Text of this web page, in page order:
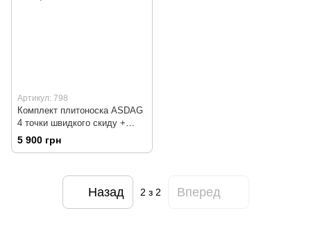
Артикул: 798
Комплект плитоноска ASDAG
4 точки швидкого скиду +
РПС + 13 підсумків.
5 900 грн
Назад 2 з 2 Вперед